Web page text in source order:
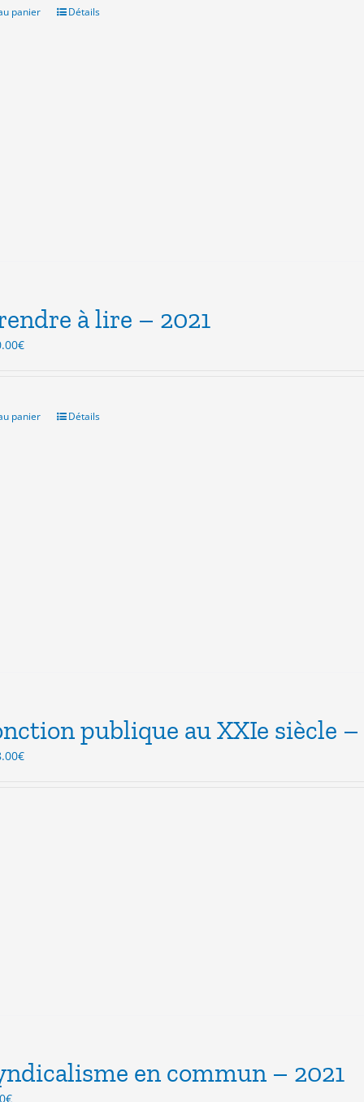
15.00€.
panier Détails
à lire – 2021
€Le
10.00€.
panier Détails
publique au XXIe siècle –
€Le
en commun – 2021
€Le